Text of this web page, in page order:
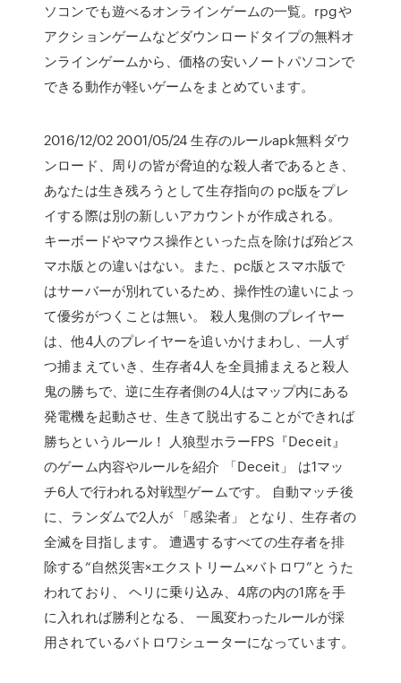
ソコンでも遊べるオンラインゲームの一覧。rpgや
アクションゲームなどダウンロードタイプの無料オ
ンラインゲームから、価格の安いノートパソコンで
できる動作が軽いゲームをまとめています。
2016/12/02 2001/05/24 生存のルールapk無料ダウ
ンロード、周りの皆が脅迫的な殺人者であるとき、
あなたは生き残ろうとして生存指向の pc版をプレ
イする際は別の新しいアカウントが作成される。
キーボードやマウス操作といった点を除けば殆どス
マホ版との違いはない。また、pc版とスマホ版で
はサーバーが別れているため、操作性の違いによっ
て優劣がつくことは無い。 殺人鬼側のプレイヤー
は、他4人のプレイヤーを追いかけまわし、一人ず
つ捕まえていき、生存者4人を全員捕まえると殺人
鬼の勝ちで、逆に生存者側の4人はマップ内にある
発電機を起動させ、生きて脱出することができれば
勝ちというルール！ 人狼型ホラーFPS『Deceit』
のゲーム内容やルールを紹介 「Deceit」 は1マッ
チ6人で行われる対戦型ゲームです。 自動マッチ後
に、ランダムで2人が 「感染者」 となり、生存者の
全滅を目指します。 遭遇するすべての生存者を排
除する“自然災害×エクストリーム×バトロワ”とうた
われており、 ヘリに乗り込み、4席の内の1席を手
に入れれば勝利となる、 一風変わったルールが採
用されているバトロワシューターになっています。